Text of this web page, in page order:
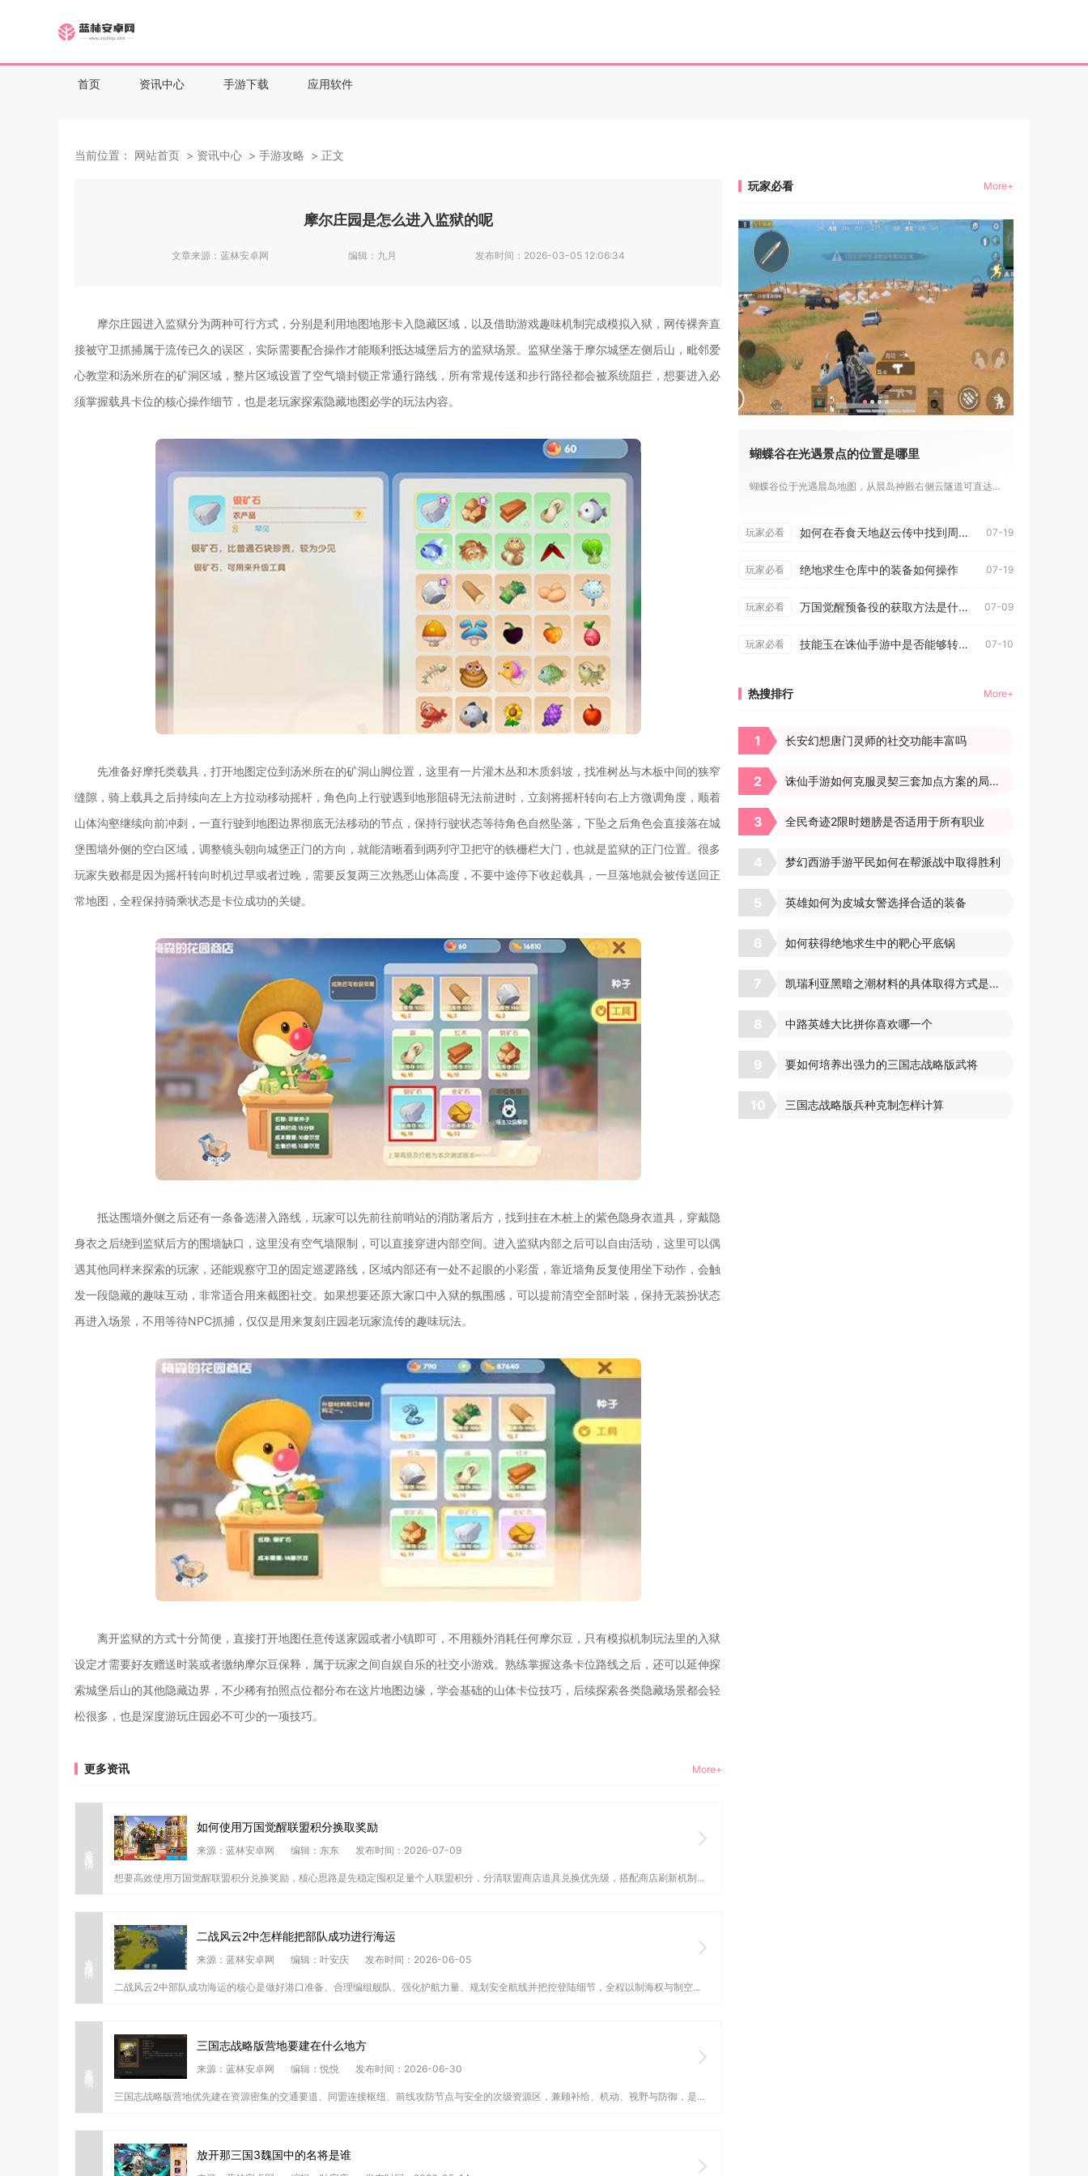
首页 资讯中心 手游下载 应用软件
当前位置： 网站首页 资讯中心 手游攻略 正文
摩尔庄园是怎么进入监狱的呢
文章来源： 蓝林安卓网 编辑： 九月 发布时间： 2026-03-05 12:06:34
摩尔庄园进入监狱分为两种可行方式，分别是利用地图地形卡入隐藏区域，以及借助游戏趣味机制完成模拟入狱，网传裸奔直
接被守卫抓捕属于流传已久的误区，实际需要配合操作才能顺利抵达城堡后方的监狱场景。监狱坐落于摩尔城堡左侧后山，毗邻爱
心教堂和汤米所在的矿洞区域，整片区域设置了空气墙封锁正常通行路线，所有常规传送和步行路径都会被系统阻拦，想要进入必
须掌握载具卡位的核心操作细节，也是老玩家探索隐藏地图必学的玩法内容。
先准备好摩托类载具，打开地图定位到汤米所在的矿洞山脚位置，这里有一片灌木丛和木质斜坡，找准树丛与木板中间的狭窄
缝隙，骑上载具之后持续向左上方拉动移动摇杆，角色向上行驶遇到地形阻碍无法前进时，立刻将摇杆转向右上方微调角度，顺着
山体沟壑继续向前冲刺，一直行驶到地图边界彻底无法移动的节点，保持行驶状态等待角色自然坠落，下坠之后角色会直接落在城
堡围墙外侧的空白区域，调整镜头朝向城堡正门的方向，就能清晰看到两列守卫把守的铁栅栏大门，也就是监狱的正门位置。很多
玩家失败都是因为摇杆转向时机过早或者过晚，需要反复两三次熟悉山体高度，不要中途停下收起载具，一旦落地就会被传送回正
常地图，全程保持骑乘状态是卡位成功的关键。
抵达围墙外侧之后还有一条备选潜入路线，玩家可以先前往前哨站的消防署后方，找到挂在木桩上的紫色隐身衣道具，穿戴隐
身衣之后绕到监狱后方的围墙缺口，这里没有空气墙限制，可以直接穿进内部空间。进入监狱内部之后可以自由活动，这里可以偶
遇其他同样来探索的玩家，还能观察守卫的固定巡逻路线，区域内部还有一处不起眼的小彩蛋，靠近墙角反复使用坐下动作，会触
发一段隐藏的趣味互动，非常适合用来截图社交。如果想要还原大家口中入狱的氛围感，可以提前清空全部时装，保持无装扮状态
再进入场景，不用等待NPC抓捕，仅仅是用来复刻庄园老玩家流传的趣味玩法。
离开监狱的方式十分简便，直接打开地图任意传送家园或者小镇即可，不用额外消耗任何摩尔豆，只有模拟机制玩法里的入狱
设定才需要好友赠送时装或者缴纳摩尔豆保释，属于玩家之间自娱自乐的社交小游戏。熟练掌握这条卡位路线之后，还可以延伸探
索城堡后山的其他隐藏边界，不少稀有拍照点位都分布在这片地图边缘，学会基础的山体卡位技巧，后续探索各类隐藏场景都会轻
松很多，也是深度游玩庄园必不可少的一项技巧。
更多资讯 More+
查看详情
如何使用万国觉醒联盟积分换取奖励
来源：蓝林安卓网 编辑：东东 发布时间：2026-07-09
想要高效使用万国觉醒联盟积分兑换奖励，核心思路是先稳定囤积足量个人联盟积分，分清联盟商店道具兑换优先级，搭配商店刷新机制...
查看详情
二战风云2中怎样能把部队成功进行海运
来源：蓝林安卓网 编辑：叶安庆 发布时间：2026-06-05
二战风云2中部队成功海运的核心是做好港口准备、合理编组舰队、强化护航力量、规划安全航线并把控登陆细节，全程以制海权与制空...
查看详情
三国志战略版营地要建在什么地方
来源：蓝林安卓网 编辑：悦悦 发布时间：2026-06-30
三国志战略版营地优先建在资源密集的交通要道、同盟连接枢纽、前线攻防节点与安全的次级资源区，兼顾补给、机动、视野与防御，是...
放开那三国3魏国中的名将是谁
玩家必看 More+
蝴蝶谷在光遇景点的位置是哪里
蝴蝶谷位于光遇晨岛地图，从晨岛神殿右侧云隧道可直达，也常被称...
玩家必看 如何在吞食天地赵云传中找到周瑜的弱点 07-19
玩家必看 绝地求生仓库中的装备如何操作 07-19
玩家必看 万国觉醒预备役的获取方法是什么 07-09
玩家必看 技能玉在诛仙手游中是否能够转换 07-10
热搜排行 More+
1 长安幻想唐门灵师的社交功能丰富吗
2 诛仙手游如何克服灵契三套加点方案的局限性
3 全民奇迹2限时翅膀是否适用于所有职业
4 梦幻西游手游平民如何在帮派战中取得胜利
5 英雄如何为皮城女警选择合适的装备
6 如何获得绝地求生中的靶心平底锅
7 凯瑞利亚黑暗之潮材料的具体取得方式是什么
8 中路英雄大比拼你喜欢哪一个
9 要如何培养出强力的三国志战略版武将
10 三国志战略版兵种克制怎样计算